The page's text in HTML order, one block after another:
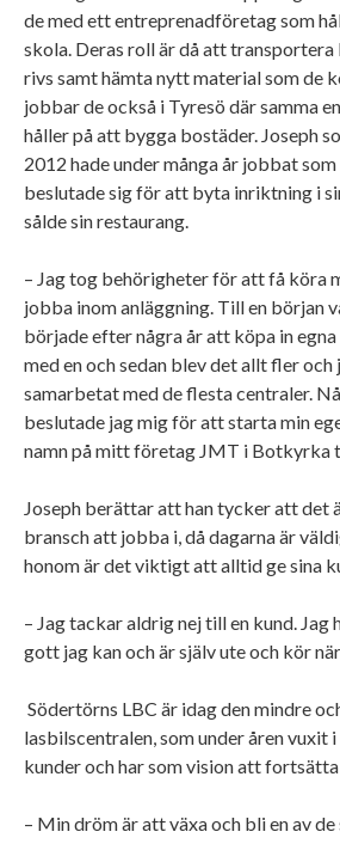
de med ett entreprenadföretag som
skola. Deras roll är då att
rivs samt hämta nytt material som de
jobbar de också i Tyresö där samma
håller på att bygga bostäder. Joseph
2012 hade under många år jobbat
beslutade sig för att byta inriktning i
sålde sin restaurang.
– Jag tog behörigheter för att få köra
jobba inom anläggning. Till en början
började efter några år att köpa in
med en och sedan blev det allt fler och
samarbetat med de flesta centraler.
beslutade jag mig för att starta min
namn på mitt företag JMT i Botkyrka
Joseph berättar att han tycker att det
bransch att jobba i, då dagarna är
honom är det viktigt att alltid ge sina
– Jag tackar aldrig nej till en kund. Jag
gott jag kan och är själv ute och kör
Södertörns LBC är idag den mindre
lasbilscentralen, som under åren vuxit
kunder och har som vision att fortsätta
– Min dröm är att växa och bli en av